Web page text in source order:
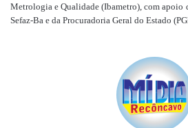
Metrologia e Qualidade (Ibametro), com
Sefaz-Ba e da Procuradoria Geral do Estado